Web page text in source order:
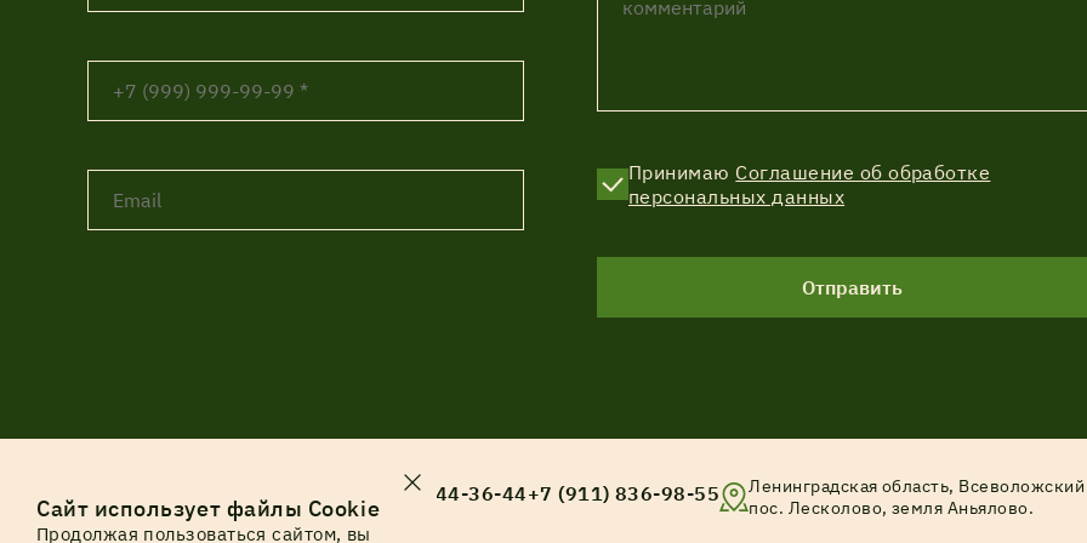
Принимаю Соглашение об обработке
персональных данных
Отправить
+7 (812) 244-36-44+7 (911) 836-98-55
Ленинградская область,
пос. Лесколово, земля Аньялово.
Сайт использует файлы Cookie
Продолжая пользоваться сайтом, вы